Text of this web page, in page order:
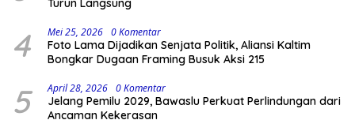
Turun Langsung
4 Mei 25, 2026 0 Komentar
Foto Lama Dijadikan Senjata Politik, Aliansi Kaltim
Bongkar Dugaan Framing Busuk Aksi 215
5 April 28, 2026 0 Komentar
Jelang Pemilu 2029, Bawaslu Perkuat Perlindungan dari
Ancaman Kekerasan